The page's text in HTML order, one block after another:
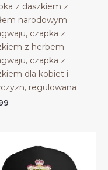
z daszkiem z
narodowym
czapka z
z herbem
czapka z
dla kobiet i
regulowana